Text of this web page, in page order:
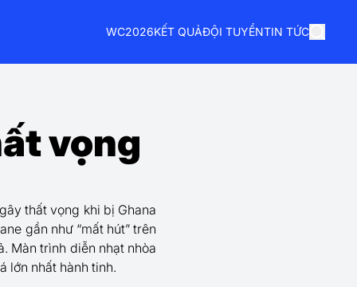
WC2026KẾT QUẢĐỘI TUYỂNTIN TỨC
vọng
thất vọng khi bị Ghana
gần như “mất hút” trên
Màn trình diễn nhạt nhòa
lớn nhất hành tinh.